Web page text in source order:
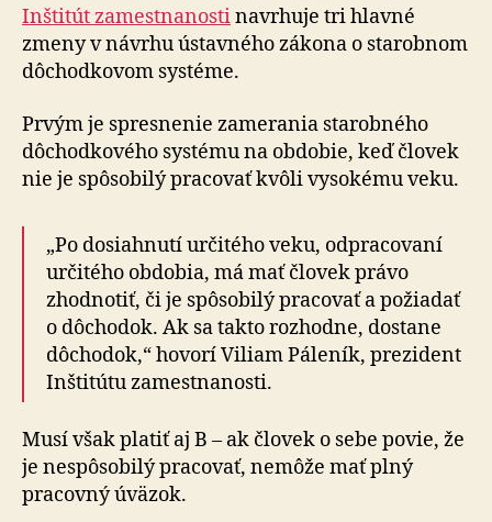
Inštitút zamestnanostinavrhuje tri hlavné
zmeny v návrhu ústavného zákona o starobnom
dôchodkovom systéme.
Prvým je spresnenie zamerania starobného
dôchodkového systému na obdobie, keď človek
nie je spôsobilý pracovať kvôli vysokému veku.
„Po dosiahnutí určitého veku, odpracovaní
určitého obdobia, má mať človek právo
zhodnotiť, či je spôsobilý pracovať a požiadať
o dôchodok. Ak sa takto rozhodne, dostane
dôchodok,“ hovorí Viliam Páleník, prezident
Inštitútu zamestnanosti.
Musí však platiť aj B – ak človek o sebe povie, že
je nespôsobilý pracovať, nemôže mať plný
pracovný úväzok.